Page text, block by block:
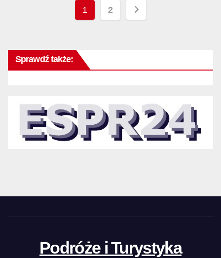
Stronicowanie
1 2
Sprawdź także:
Podróże i Turystyka